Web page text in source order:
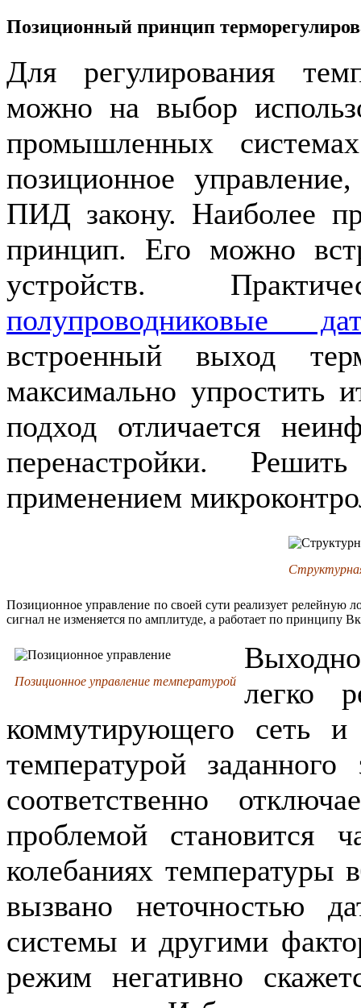
Позиционный принцип
Для регулирования
можно на выбор
промышленных
позиционное
ПИД закону. Наиболее
принцип. Его можно
устройств.
полупроводниковые
встроенный выход
максимально упростить
подход отличается
перенастройки.
применением
Позиционное управление по своей сути реализует релейную
сигнал не изменяется по амплитуде, а работает по принципу
Позиционное управление температурой легко
коммутирующего сеть и
температурой
соответственно
проблемой становится
колебаниях температуры
вызвано неточностью
системы и другими
режим негативно